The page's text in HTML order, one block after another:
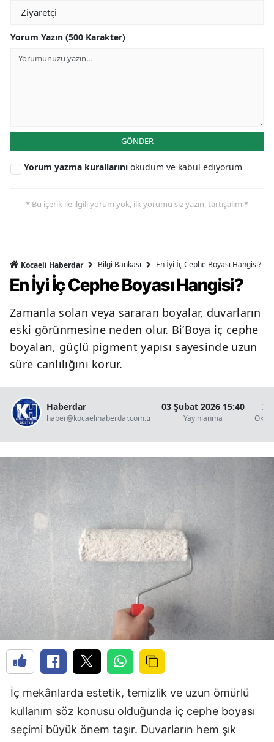
Yorum Yazın (500 Karakter)
GÖNDER
Yorum yazma kurallarını okudum ve kabul ediyorum
* Bu içerik ile ilgili yorum yok, ilk yorumu siz yazın, tartışalım *
Kocaeli Haberdar Bilgi Bankası En İyi İç Cephe Boyası Hangisi?
En İyi İç Cephe Boyası Hangisi?
Zamanla solan veya sararan boyalar, duvarların
eski görünmesine neden olur. Bi’Boya iç cephe
boyaları, güçlü pigment yapısı sayesinde uzun
süre canlılığını korur.
Haberdar
haber@kocaelihaberdar.com.tr
03 Şubat 2026 15:40
Yayınlanma
2
İç mekânlarda estetik, temizlik ve uzun ömürlü
kullanım söz konusu olduğunda iç cephe boyası
seçimi büyük önem taşır. Duvarların hem şık